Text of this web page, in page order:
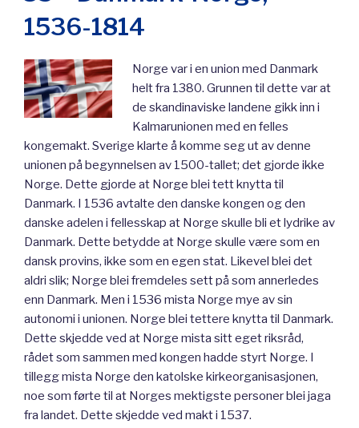
1536-1814
Norge var i en union med Danmark
helt fra 1380. Grunnen til dette var at
de skandinaviske landene gikk inn i
Kalmarunionen med en felles
kongemakt. Sverige klarte å komme seg ut av denne
unionen på begynnelsen av 1500-tallet; det gjorde ikke
Norge. Dette gjorde at Norge blei tett knytta til
Danmark. I 1536 avtalte den danske kongen og den
danske adelen i fellesskap at Norge skulle bli et lydrike av
Danmark. Dette betydde at Norge skulle være som en
dansk provins, ikke som en egen stat. Likevel blei det
aldri slik; Norge blei fremdeles sett på som annerledes
enn Danmark. Men i 1536 mista Norge mye av sin
autonomi i unionen. Norge blei tettere knytta til Danmark.
Dette skjedde ved at Norge mista sitt eget riksråd,
rådet som sammen med kongen hadde styrt Norge. I
tillegg mista Norge den katolske kirkeorganisasjonen,
noe som førte til at Norges mektigste personer blei jaga
fra landet. Dette skjedde ved makt i 1537.